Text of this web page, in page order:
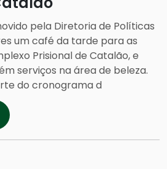
pela Diretoria de Políticas
um café da tarde para as
Prisional de Catalão, e
serviços na área de beleza.
do cronograma d